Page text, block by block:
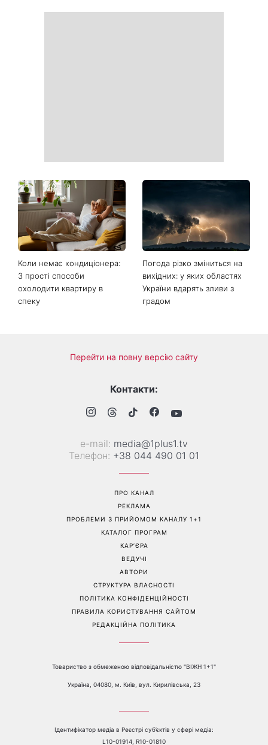
Коли немає кондиціонера:
3 прості способи
охолодити квартиру в
спеку
Погода різко зміниться на
вихідних: у яких областях
України вдарять зливи з
градом
Перейти на повну версію сайту
Контакти:
е-mail: media@1plus1.tv
Телефон: +38 044 490 01 01
ПРО КАНАЛ
РЕКЛАМА
ПРОБЛЕМИ З ПРИЙОМОМ КАНАЛУ 1+1
КАТАЛОГ ПРОГРАМ
КАР’ЄРА
ВЕДУЧІ
АВТОРИ
СТРУКТУРА ВЛАСНОСТІ
ПОЛІТИКА КОНФІДЕНЦІЙНОСТІ
ПРАВИЛА КОРИСТУВАННЯ САЙТОМ
РЕДАКЦІЙНА ПОЛІТИКА
Товариство з обмеженою відповідальністю "ВІЖН 1+1"
Україна, 04080, м. Київ, вул. Кирилівська, 23
Ідентифікатор медіа в Реєстрі суб’єктів у сфері медіа:
L10-01914, R10-01810